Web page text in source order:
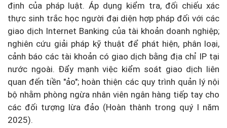
định của pháp luật. Áp dụng kiểm tra, đối chiếu xác
thực sinh trắc học người đại diện hợp pháp đối với các
giao dịch Internet Banking của tài khoản doanh nghiệp;
nghiên cứu giải pháp kỹ thuật để phát hiện, phân loại,
cảnh báo các tài khoản có giao dịch bằng địa chỉ IP tại
nước ngoài. Đẩy mạnh việc kiểm soát giao dịch liên
quan đến tiền "ảo"; hoàn thiện các quy trình quản lý nội
bộ nhằm phòng ngừa nhân viên ngân hàng tiếp tay cho
các đối tượng lừa đảo (Hoàn thành trong quý I năm
2025).